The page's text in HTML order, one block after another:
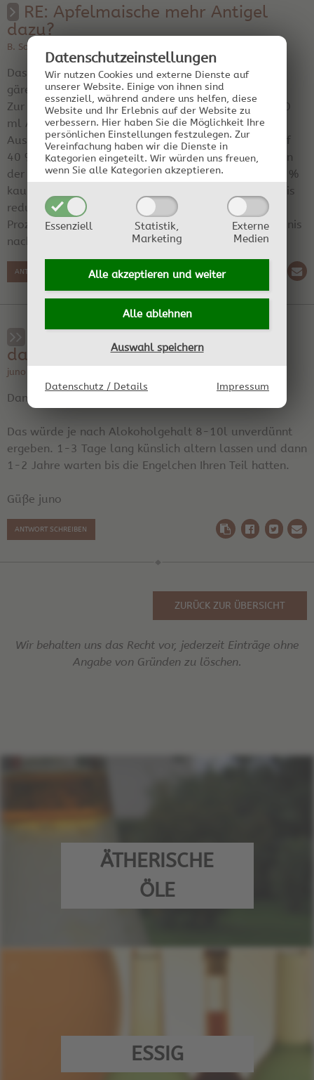
Datenschutz­einstellungen
Wir nutzen Cookies und externe Dienste auf
unserer Website. Einige von ihnen sind
essenziell, während andere uns helfen, diese
Website und Ihr Erlebnis auf der Website zu
verbessern. Hier haben Sie die Möglichkeit Ihre
persönlichen Einstellungen festzulegen. Zur
Vereinfachung haben wir die Dienste in
Kategorien eingeteilt. Wir würden uns freuen,
wenn Sie alle Kategorien akzeptieren.
Essenziell
Statistik,
Marketing
Externe
Medien
Alle akzeptieren und weiter
Alle ablehnen
Auswahl speichern
Datenschutz / Details Impressum
RE: Apfelmaische mehr Antigel
dazu?
B. Soffen am 14.08.2025 15:08:28 | Region: Kneipe
Das Antigel sollte reichen. Lass es noch eine Weile
gären.
Zur Ausbeute: 1 l Maische mit 20 % enthält also 200
ml Alkohol. Beim Destillieren hast du grob 2/3
Ausbeute, also etwa 130 ml. Diese verdünnst du auf
40 %, im Ergebnis also etwa 320 ml Apfelschnaps. In
der Praxis wirst du aber einen Alkoholgehalt von 20 %
kaum erreichen, rechne besser mit 15 %. Das Ergebnis
reduziert sich dann auf 240 ml Apfelschnaps. Der
Prozess hat aber viele Stellschrauben, die das Ergebnis
nach oben oder unten bringen können.
ANTWORT SCHREIBEN
dazu?
juno am 15.08.2025 10:04:12 | Region: hihi
Danke.
Das würde je nach Alokoholgehalt 8-10l unverdünnt
ergeben. 1-3 Tage lang künslich altern lassen und dann
1-2 Jahre warten bis die Engelchen Ihren Teil hatten.
Güße juno
ANTWORT SCHREIBEN
ZURÜCK ZUR ÜBERSICHT
Wir behalten uns das Recht vor, jederzeit Einträge ohne
Angabe von Gründen zu löschen.
ÄTHERISCHE
ÖLE
ESSIG